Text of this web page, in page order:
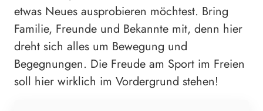
etwas Neues ausprobieren möchtest. Bring
Familie, Freunde und Bekannte mit, denn hier
dreht sich alles um Bewegung und
Begegnungen. Die Freude am Sport im Freien
soll hier wirklich im Vordergrund stehen!